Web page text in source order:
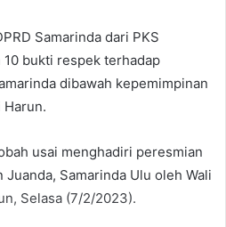
Samarinda dari PKS
bukti respek terhadap
dibawah kepemimpinan
Harun.
usai menghadiri peresmian
Juanda, Samarinda Ulu oleh Wali
Selasa (7/2/2023).